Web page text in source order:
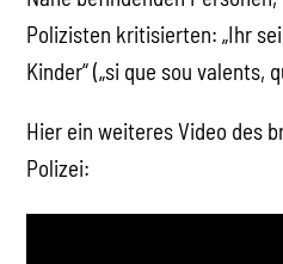
Polizisten kritisierten: „Ihr
Kinder“ („si que sou valents,
Hier ein weiteres Video des
Polizei: